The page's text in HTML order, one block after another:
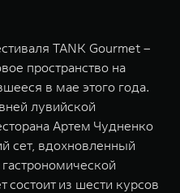
Масштаб
TANK Gourmet –
пространство на
в мае этого года.
лувийской
Артем Чудненко
сет, вдохновленный
из шести курсов